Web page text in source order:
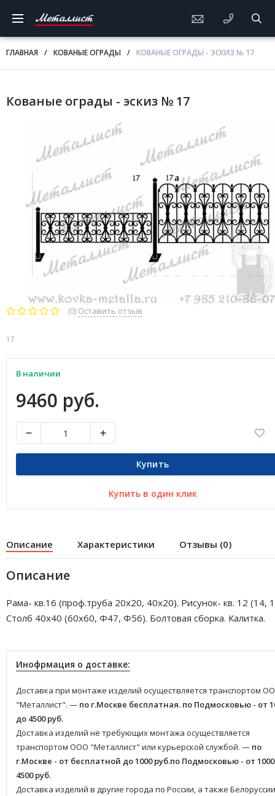
Металлист
ГЛАВНАЯ / КОВАНЫЕ ОГРАДЫ / КОВАНЫЕ ОГРАДЫ - ЭСКИЗ № 17
Кованые ограды - эскиз № 17
(0) Оставить отзыв
17
В наличии
9460 руб.
Купить
Купить в один клик
Описание Характеристики Отзывы (0)
Описание
Рама- кв.16 (проф.труба 20х20, 40х20). Рисунок- кв. 12 (14,
Столб 40х40 (60х60, Ф47, Ф56). Болтовая сборка. Калитка.
Инофрмация о доставке:
Доставка при монтаже изделий осуществляется транспортом
"Металлист". — по г.Москве бесплатная. по Подмосковью - от
до 4500 руб.
Доставка изделий не требующих монтажа осуществляется
транспортом ООО "Металлист" или курьерской службой. — по
г.Москве - от бесплатной до 1000 руб.по Подмосковью - от
4500 руб.
Доставка изделий в другие города по России, а также